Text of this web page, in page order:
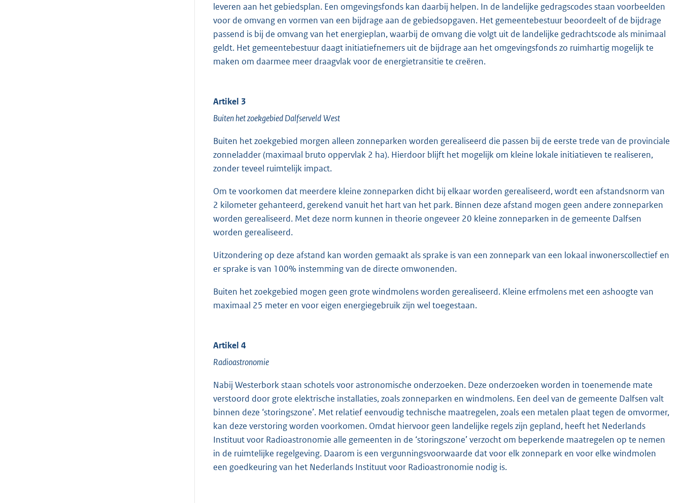
leveren aan het gebiedsplan. Een omgevingsfonds kan daarbij helpen. In de landelijke gedragscodes staan voorbeelden
voor de omvang en vormen van een bijdrage aan de gebiedsopgaven. Het gemeentebestuur beoordeelt of de bijdrage
passend is bij de omvang van het energieplan, waarbij de omvang die volgt uit de landelijke gedrachtscode als minimaal
geldt. Het gemeentebestuur daagt initiatiefnemers uit de bijdrage aan het omgevingsfonds zo ruimhartig mogelijk te
maken om daarmee meer draagvlak voor de energietransitie te creëren.
Artikel 3
Buiten het zoekgebiedDalfserveldWest
Buiten het zoekgebied morgen alleen zonneparken worden gerealiseerd die passen bij de eerste trede van de provinciale
zonneladder (maximaal bruto oppervlak 2 ha). Hierdoor blijft het mogelijk om kleine lokale initiatieven te realiseren,
zonder teveel ruimtelijk impact.
Om te voorkomen dat meerdere kleine zonneparken dicht bij elkaar worden gerealiseerd, wordt een afstandsnorm van
2 kilometer gehanteerd, gerekend vanuit het hart van het park. Binnen deze afstand mogen geen andere zonneparken
worden gerealiseerd. Met deze norm kunnen in theorie ongeveer 20 kleine zonneparken in de gemeente Dalfsen
worden gerealiseerd.
Uitzondering op deze afstand kan worden gemaakt als sprake is van een zonnepark van een lokaal inwonerscollectief en
er sprake is van 100% instemming van de directe omwonenden.
Buiten het zoekgebied mogen geen grote windmolens worden gerealiseerd. Kleine erfmolens met een ashoogte van
maximaal 25 meter en voor eigen energiegebruik zijn wel toegestaan.
Artikel 4
Radioastronomie
Nabij Westerbork staan schotels voor astronomische onderzoeken. Deze onderzoeken worden in toenemende mate
verstoord door grote elektrische installaties, zoals zonneparken en windmolens. Een deel van de gemeente Dalfsen valt
binnen deze ‘storingszone’. Met relatief eenvoudig technische maatregelen, zoals een metalen plaat tegen de omvormer,
kan deze verstoring worden voorkomen. Omdat hiervoor geen landelijke regels zijn gepland, heeft het Nederlands
Instituut voor Radioastronomie alle gemeenten in de ‘storingszone’ verzocht om beperkende maatregelen op te nemen
in de ruimtelijke regelgeving. Daarom is een vergunningsvoorwaarde dat voor elk zonnepark en voor elke windmolen
een goedkeuring van het Nederlands Instituut voor Radioastronomie nodig is.